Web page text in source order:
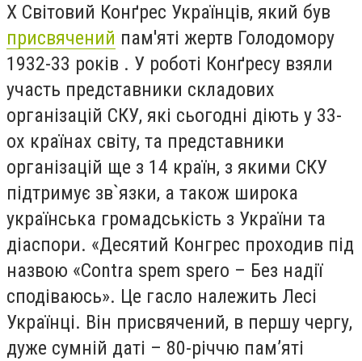
Х Світовий Конґрес Українців, який був
присвячений пам'яті жертв Голодомору
1932-33 років . У роботі Конґресу взяли
участь представники складових
організацій СКУ, які сьогодні діють у 33-
ох країнах світу, та представники
організацій ще з 14 країн, з якими СКУ
підтримує зв`язки, а також широка
українська громадськість з України та
діаспори. «Десятий Конгрес проходив під
назвою «Contra spem spero – Без надії
сподіваюсь». Це гасло належить Лесі
Українці. Він присвячений, в першу чергу,
дуже сумній даті – 80-річчю пам’яті